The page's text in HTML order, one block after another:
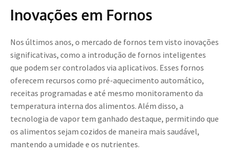
Inovações em Fornos
Nos últimos anos, o mercado de fornos tem visto inovações
significativas, como a introdução de fornos inteligentes
que podem ser controlados via aplicativos. Esses fornos
oferecem recursos como pré-aquecimento automático,
receitas programadas e até mesmo monitoramento da
temperatura interna dos alimentos. Além disso, a
tecnologia de vapor tem ganhado destaque, permitindo que
os alimentos sejam cozidos de maneira mais saudável,
mantendo a umidade e os nutrientes.